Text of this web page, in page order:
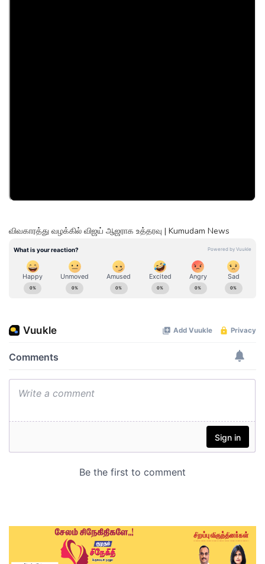
விவகாரத்து வழக்கில் விஜய் ஆஜராக உத்தரவு | Kumudam News